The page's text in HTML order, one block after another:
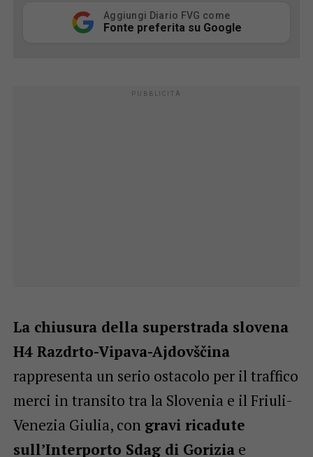
Aggiungi Diario FVG come
Fonte preferita su Google
La chiusura della superstrada slovena
H4 Razdrto-Vipava-Ajdovščina
rappresenta un serio ostacolo per il traffico
merci in transito tra la Slovenia e il Friuli-
Venezia Giulia, con gravi ricadute
sull’Interporto Sdag di Goriziae